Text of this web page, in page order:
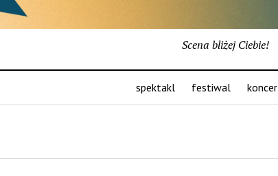
Scena bliżej Ciebie!
spektakl festiwal